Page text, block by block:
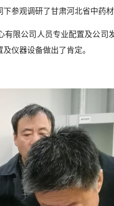
参观调研了甘肃河北省中药材
限公司人员专业配置及公司
仪器设备做出了肯定。